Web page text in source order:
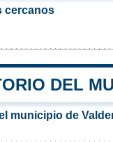
cercanos
DEL
municipio de